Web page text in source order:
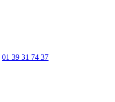
01 39 31 74 37